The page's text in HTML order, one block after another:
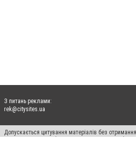
З питань реклами:
rek@citysites.ua
Допускається цитування матеріалів без
пошукових систем гіперпосилання на цитовані